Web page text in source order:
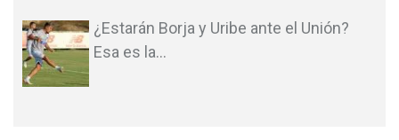
¿Estarán Borja y Uribe ante el Unión?
Esa es la…